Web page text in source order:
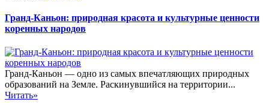
Гранд-Каньон: природная красота и культурные ценности
коренных народов
Гранд-Каньон — одно из самых впечатляющих природных
образований на Земле. Раскинувшийся на территории...
Читать»